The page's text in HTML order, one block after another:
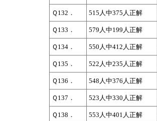
Ｑ132． 515人中375人正解
Ｑ133． 579人中199人正解
Ｑ134． 550人中412人正解
Ｑ135． 522人中235人正解
Ｑ136． 548人中376人正解
Ｑ137． 523人中330人正解
Ｑ138． 553人中401人正解